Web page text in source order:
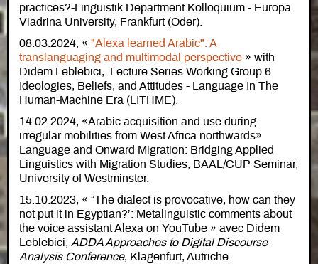
practices?-Linguistik Department Kolloquium - Europa
Viadrina University, Frankfurt (Oder).
08.03.2024, « "Alexa learned Arabic": A
translanguaging and multimodal perspective » with
Didem Leblebici, Lecture Series Working Group 6
Ideologies, Beliefs, and Attitudes - Language In The
Human-Machine Era (LITHME).
14.02.2024, «Arabic acquisition and use during
irregular mobilities from West Africa northwards»
Language and Onward Migration: Bridging Applied
Linguistics with Migration Studies, BAAL/CUP Seminar,
University of Westminster.
15.10.2023, « “The dialect is provocative, how can they
not put it in Egyptian?’: Metalinguistic comments about
the voice assistant Alexa on YouTube » avec Didem
Leblebici, ADDA Approaches to Digital Discourse
Analysis Conference, Klagenfurt, Autriche.